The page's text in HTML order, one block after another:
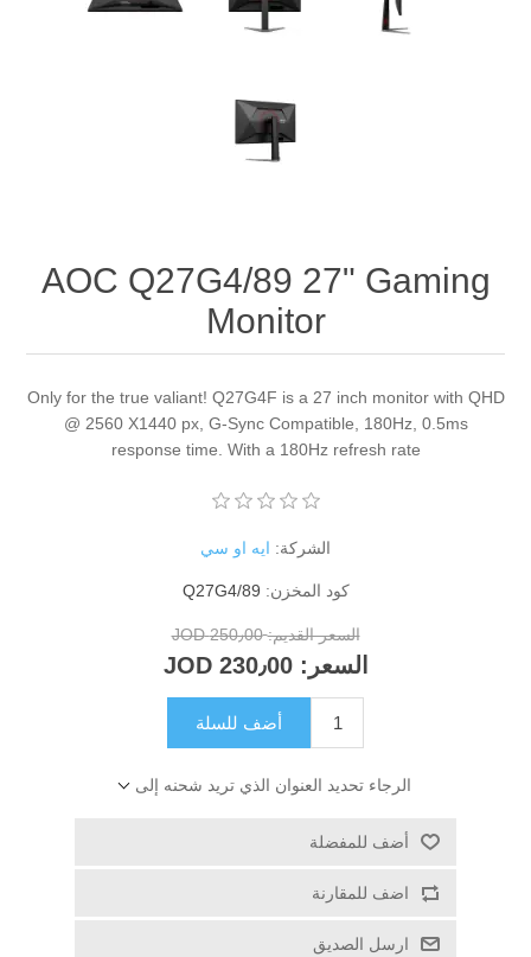
AOC Q27G4/89 27" Gaming
Monitor
Only for the true valiant! Q27G4F is a 27 inch monitor with QHD
@ 2560 X1440 px, G-Sync Compatible, 180Hz, 0.5ms
response time. With a 180Hz refresh rate
الشركة: ايه او سي
كود المخزن: Q27G4/89
السعر القديم: 250٫00 JOD
السعر: 230٫00 JOD
أضف للسلة
الرجاء تحديد العنوان الذي تريد شحنه إلى
أضف للمفضلة
اضف للمقارنة
ارسل الصديق